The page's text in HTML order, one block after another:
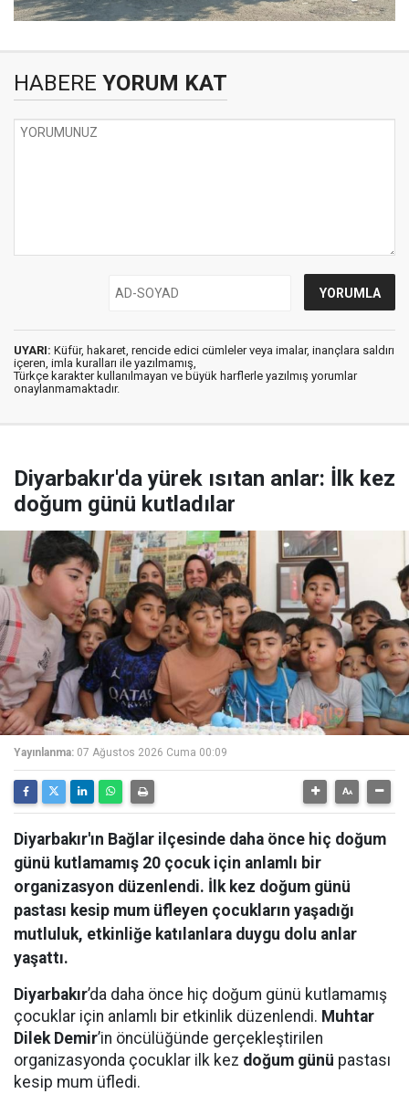
HABERE YORUM KAT
UYARI: Küfür, hakaret, rencide edici cümleler veya imalar, inançlara saldırı
içeren, imla kuralları ile yazılmamış,
Türkçe karakter kullanılmayan ve büyük harflerle yazılmış yorumlar
onaylanmamaktadır.
Diyarbakır'da yürek ısıtan anlar: İlk kez
doğum günü kutladılar
Yayınlanma: 07 Ağustos 2026 Cuma 00:09
Diyarbakır'ın Bağlar ilçesinde daha önce hiç doğum
günü kutlamamış 20 çocuk için anlamlı bir
organizasyon düzenlendi. İlk kez doğum günü
pastası kesip mum üfleyen çocukların yaşadığı
mutluluk, etkinliğe katılanlara duygu dolu anlar
yaşattı.
Diyarbakır’da daha önce hiç doğum günü kutlamamış
çocuklar için anlamlı bir etkinlik düzenlendi. Muhtar
Dilek Demir’in öncülüğünde gerçekleştirilen
organizasyonda çocuklar ilk kez doğum günü pastası
kesip mum üfledi.